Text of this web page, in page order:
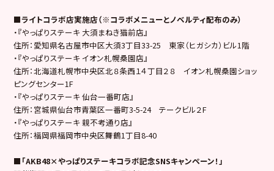
■ライトコラボ店実施店（※コラボメニューとノベルティ配布のみ）
・『やっぱりステーキ 大須まねき猫前店』
住所：愛知県名古屋市中区大須3丁目33-25 東家（ヒガシカ）ビル1階
・『やっぱりステーキ イオン札幌桑園店』
住所：北海道札幌市中央区北８条西１４丁目２８ イオン札幌桑園ショッ
ピングセンター1F
・『やっぱりステーキ 仙台⼀番町店』
住所：宮城県仙台市青葉区一番町3-5-24 テークビル２F
・『やっぱりステーキ 親不考通り店』
住所：福岡県福岡市中央区舞鶴1丁目8-40
■「AKB48×やっぱりステーキコラボ記念SNSキャンペーン！」